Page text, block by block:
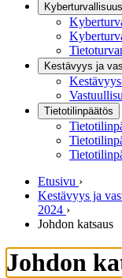
Kyberturvallisuus
Kestävyys ja
Tietotilinpäätös
Etusivu ›
Kestävyys ja
2024 ›
Johdon katsaus
Johdon